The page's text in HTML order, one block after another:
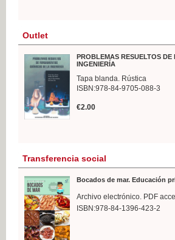
Outlet
PROBLEMAS RESUELTOS
INGENIERÍA
Tapa blanda. Rústica
ISBN:978-84-9705-088-3
€2.00
Transferencia social
Bocados de mar. Educación
Archivo electrónico. PDF
ISBN:978-84-1396-423-2